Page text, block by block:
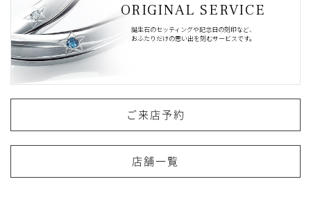
ORIGINAL SERVICE
誕生石のセッティングや記念日の刻印など、
おふたりだけの思い出を刻むサービスです。
ご来店予約
店舗一覧